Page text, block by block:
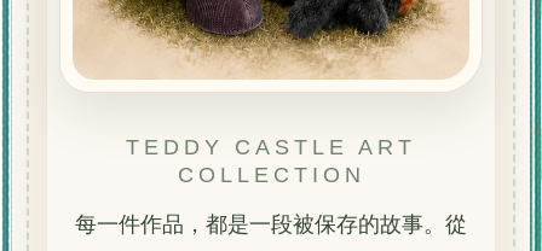
TEDDY CASTLE ART
COLLECTION
每一件作品，都是一段被保存的故事。從